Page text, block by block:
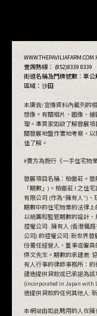
查詢熱線： (852)8339 8339
街道名稱及門牌號數： 車公
區域：沙田
本廣告/宣傳資料內載列的
想像。有關相片、圖像、
理。準買家如欲了解發展
關發展地盤作實地考察，
佳了解。
#賣方為施行《一手住宅物
發展項目名稱：柏傲莊。
「期數」)。柏傲莊 I 之住
有限公司 (作為“擁有人”)
期數中的住宅物業的法律
以統籌和監管期數的設計
控權公司 : 擁有人 (香港鐵
公司) 的控權公司: 新世界
份擔任經營人、董事或僱
傑文先生。期數的承建商:
有人行事的律師事務所：
建造提供貸款或已承諾為該
(incorporated in Japan with
造提供貸款的任何其他人:
本網站由如此聘用的人在